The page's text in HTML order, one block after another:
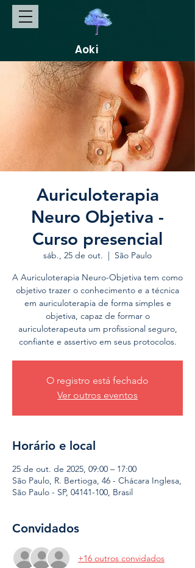
Aoki
Gakkai
Auriculoterapia
Neuro Objetiva -
Curso presencial
sáb., 25 de out.
  |
São Paulo
A Auriculoterapia Neuro-Objetiva tem como
objetivo trazer o conhecimento e a técnica
em auriculoterapia de forma simples e
objetiva, capaz de formar o
auriculoterapeuta um profissional seguro,
confiante e assertivo em seus protocolos.
O registro está fechado
Ver outros eventos
Horário e local
25 de out. de 2025, 09:00 – 17:00
São Paulo, R. Bertioga, 46 - Chácara Inglesa,
São Paulo - SP, 04141-100, Brasil
Convidados
+16 outros convidados